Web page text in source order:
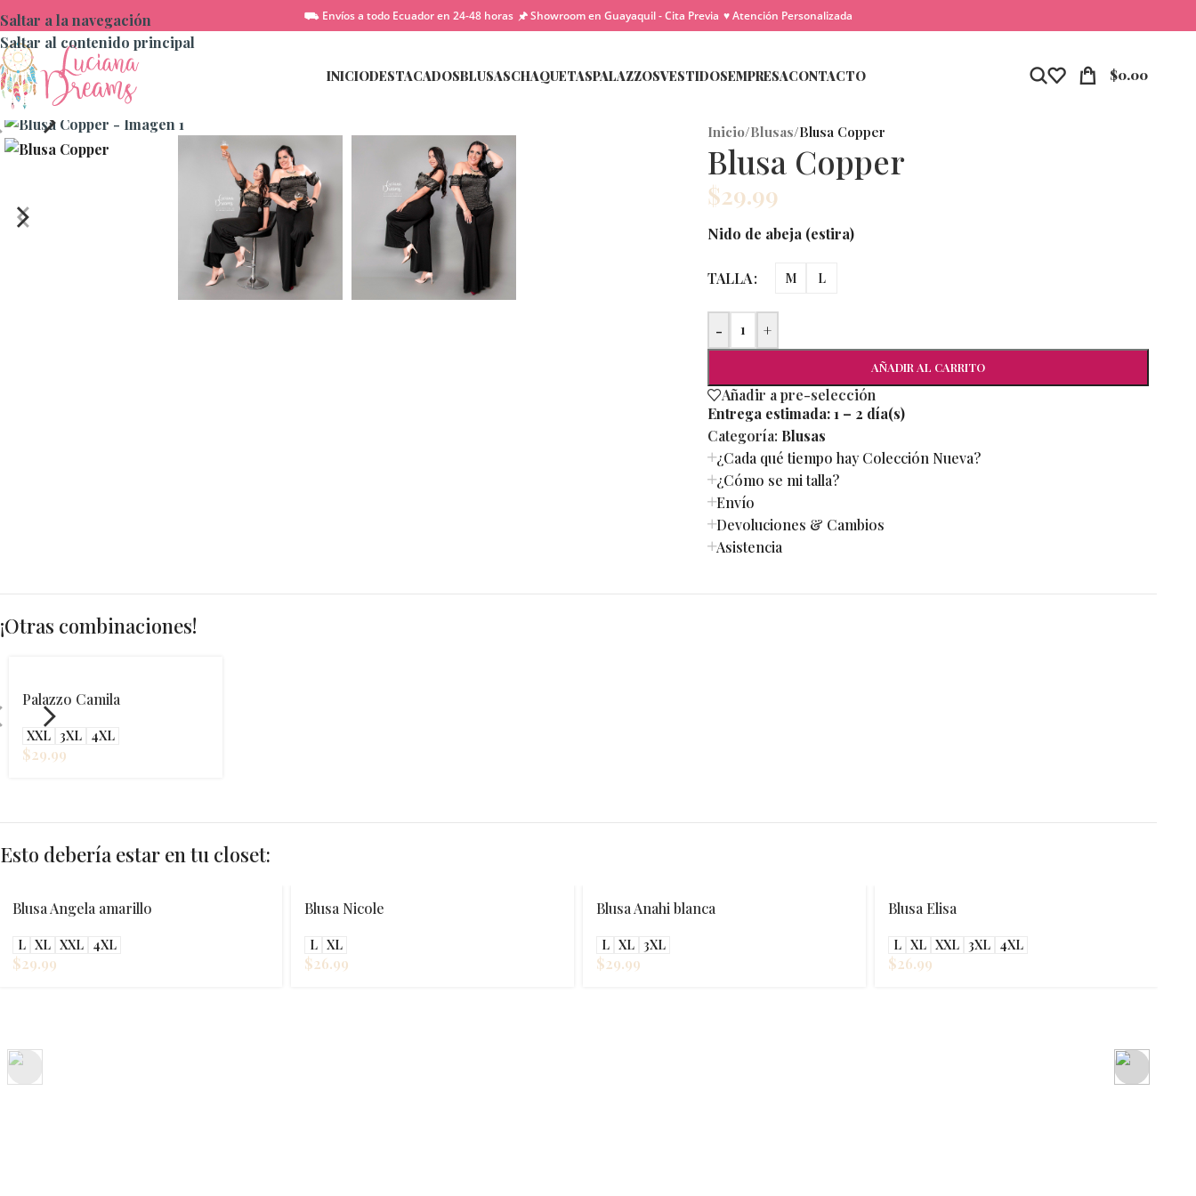
Saltar a la navegación
Saltar al contenido principal
⛟ Envíos a todo Ecuador en 24-48 horas 🖈 Showroom en Guayaquil - Cita Previa ♥ Atención Personalizada
INICIODESTACADOSBLUSASCHAQUETASPALAZZOSVESTIDOSEMPRESACONTACTO $0.00
Inicio/Blusas/Blusa Copper
Blusa Copper
$29.99
Nido de abeja (estira)
TALLA M L
- +
AÑADIR AL CARRITO
Añadir a pre-selección
Entrega estimada:1 – 2 día(s)
Categoría: Blusas
¿Cada qué tiempo hay Colección Nueva?
¿Cómo se mi talla?
Envío
Devoluciones & Cambios
Asistencia
¡Otras combinaciones!
Palazzo Camila
XXL 3XL 4XL
$29.99
Esto debería estar en tu closet:
Blusa Angela amarillo
L XL XXL 4XL
$29.99
Blusa Nicole
L XL
$26.99
Blusa Anahi blanca
L XL 3XL
$29.99
Blusa Elisa
L XL XXL 3XL 4XL
$26.99